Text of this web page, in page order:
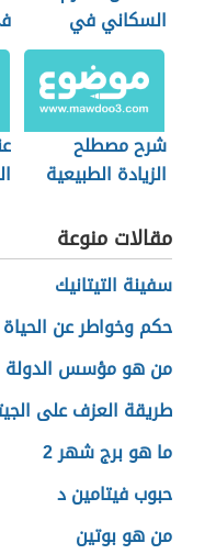
السكاني في
المجتمعات الهرمة
شرح مصطلح
الزيادة الطبيعية
مقالات منوعة
سفينة التيتانيك
حكم وخواطر عن الحياة
من هو مؤسس الدولة
طريقة العزف على
ما هو برج شهر 2
حبوب فيتامين د
من هو بوتين